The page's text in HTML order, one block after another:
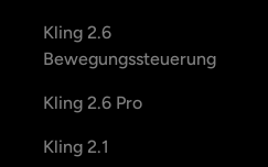
Kling 2.6
Bewegungssteuerung
Kling 2.6 Pro
Kling 2.1